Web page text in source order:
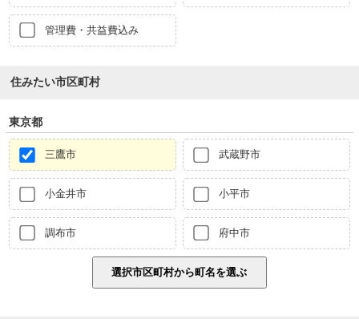
管理費・共益費込み
住みたい市区町村
東京都
三鷹市 武蔵野市
小金井市 小平市
調布市 府中市